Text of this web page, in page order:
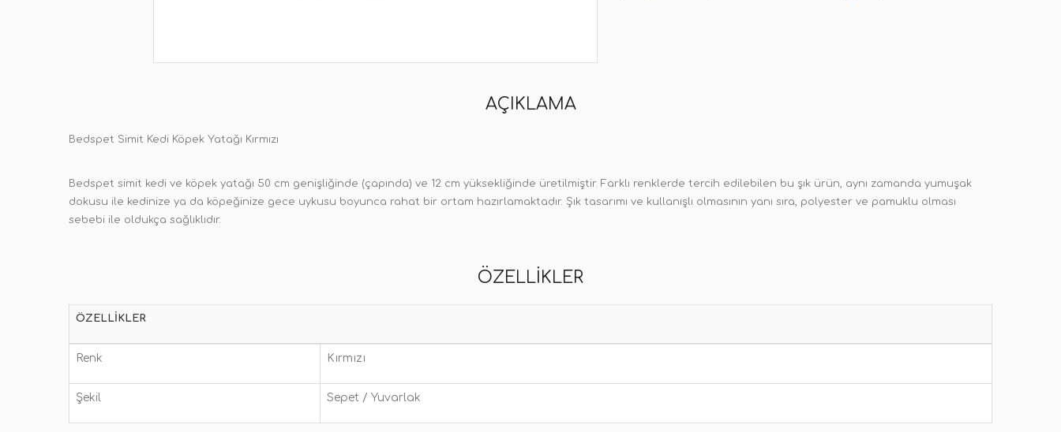
AÇIKLAMA
Bedspet Simit Kedi Köpek Yatağı Kırmızı
Bedspet simit kedi ve köpek yatağı 50 cm genişliğinde (çapında) ve 12 cm yüksekliğinde üretilmiştir. Farklı renklerde tercih edilebilen bu şık ürün, aynı zamanda yumuşak
dokusu ile kedinize ya da köpeğinize gece uykusu boyunca rahat bir ortam hazırlamaktadır. Şık tasarımı ve kullanışlı olmasının yanı sıra, polyester ve pamuklu olması
sebebi ile oldukça sağlıklıdır.
ÖZELLIKLER
ÖZELLIKLER
Renk Kırmızı
Şekil Sepet / Yuvarlak